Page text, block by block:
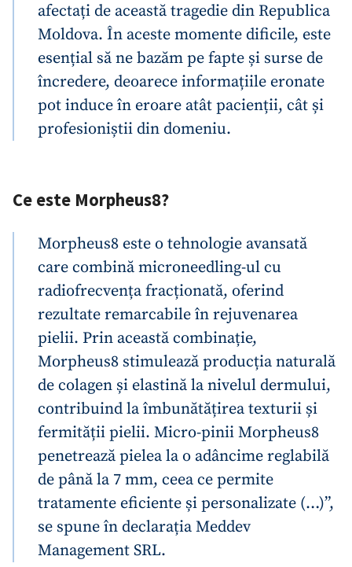
afectați de această tragedie din Republica
Moldova. În aceste momente dificile, este
esențial să ne bazăm pe fapte și surse de
încredere, deoarece informațiile eronate
pot induce în eroare atât pacienții, cât și
profesioniștii din domeniu.
Ce este Morpheus8?
Morpheus8 este o tehnologie avansată
care combină microneedling-ul cu
radiofrecvența fracționată, oferind
rezultate remarcabile în rejuvenarea
pielii. Prin această combinație,
Morpheus8 stimulează producția naturală
de colagen și elastină la nivelul dermului,
contribuind la îmbunătățirea texturii și
fermității pielii. Micro-pinii Morpheus8
penetrează pielea la o adâncime reglabilă
de până la 7 mm, ceea ce permite
tratamente eficiente și personalizate (…)”,
se spune în declarația Meddev
Management SRL.